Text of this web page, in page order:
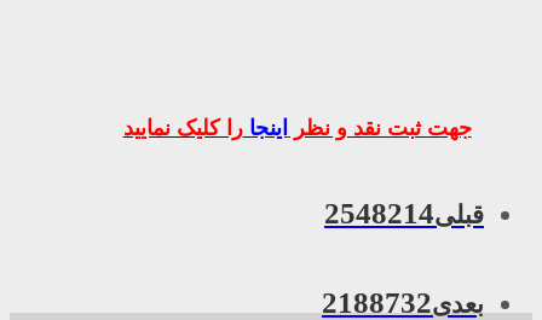
جهت ثبت نقد و نظر اینجارا کلیک نمایید
قبلی2548214
بعدی2188732